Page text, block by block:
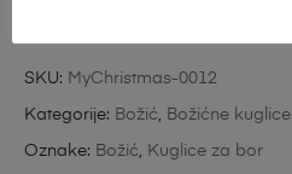
SKU: MyChristmas-0012
Kategorije: Božić Božićne kuglice
Oznake: Božić Kuglice za bor